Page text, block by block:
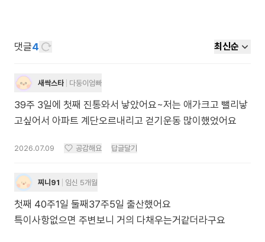
댓글4 최신순
새싹스타 다둥이엄빠
39주 3일에 첫째 진통와서 낳았어요~저는 애가크고 뺄리낳
고싶어서 아파트 계단오르내리고 걷기운동 많이했었어요
2026.07.09 공감해요 답글달기
찌니91 임신 5개월
첫째 40주1일 둘째37주5일 출산했어요
특이사항없으면 주변보니 거의 다채우는거같더라구요